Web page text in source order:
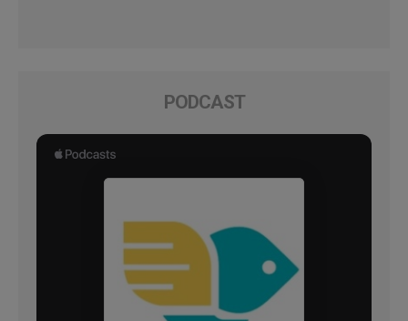
PODCAST